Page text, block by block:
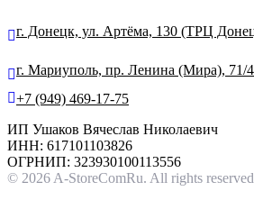
г. Донецк, ул. Артёма, 130 (ТРЦ
г. Мариуполь, пр. Ленина (Мира), 71/
+7 (949) 469-17-75
ИП Ушаков Вячеслав Николаевич
ИНН: 617101103826
ОГРНИП: 323930100113556
© 2026 A-StoreComRu. All rights reserved